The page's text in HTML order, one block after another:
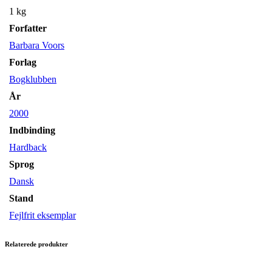
1 kg
Forfatter
Barbara Voors
Forlag
Bogklubben
År
2000
Indbinding
Hardback
Sprog
Dansk
Stand
Fejlfrit eksemplar
Relaterede produkter